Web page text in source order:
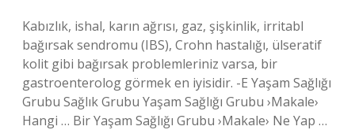
Kabızlık, ishal, karın ağrısı, gaz, şişkinlik, irritabl
bağırsak sendromu (IBS), Crohn hastalığı, ülseratif
kolit gibi bağırsak problemleriniz varsa, bir
gastroenterolog görmek en iyisidir. -E Yaşam Sağlığı
Grubu Sağlık Grubu Yaşam Sağlığı Grubu ›Makale›
Hangi … Bir Yaşam Sağlığı Grubu ›Makale› Ne Yap …